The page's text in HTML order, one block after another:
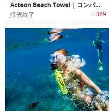
Acteon Beach Towel｜コンパクト抗菌マイクロファイバービーチタオル「アクテオン」
販売終了 +369